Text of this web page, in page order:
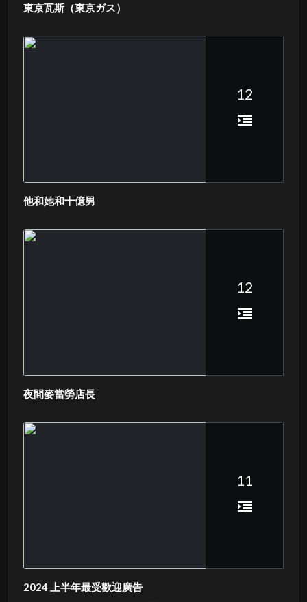
東京瓦斯（東京ガス）
12
他和她和十億男
12
夜間麥當勞店長
11
2024 上半年最受歡迎廣告